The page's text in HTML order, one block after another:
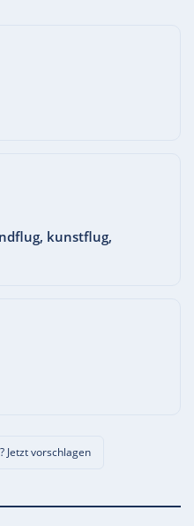
kunstflug,
? Jetzt vorschlagen